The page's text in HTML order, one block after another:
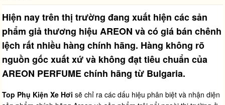
Hiện nay trên thị trường đang xuất hiện các sản
phẩm giả thương hiệu AREON và có giá bán chênh
lệch rất nhiều hàng chính hãng. Hàng không rõ
nguồn gốc xuất xứ và không đạt tiêu chuẩn của
AREON PERFUME chính hãng từ Bulgaria.
Top Phụ Kiện Xe Hơi sẽ chỉ ra các dấu hiệu phân biệt và nhận diện